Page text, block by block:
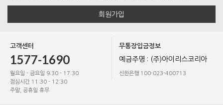
회원가입
고객센터
1577-1690
월요일 - 금요일 9:30 - 17:30
점심시간 11:30 - 12:30
주말, 공휴일 휴무
무통장입금정보
예금주명 : (주)아이리스코리아
신한은행 100-023-400713